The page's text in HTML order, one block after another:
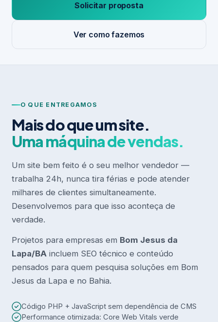
Solicitar proposta
Ver como fazemos
O QUE ENTREGAMOS
Mais do que um site.
Uma máquina de vendas.
Um site bem feito é o seu melhor vendedor —
trabalha 24h, nunca tira férias e pode atender
milhares de clientes simultaneamente.
Desenvolvemos para que isso aconteça de
verdade.
Projetos para empresas em Bom Jesus da
Lapa/BA incluem SEO técnico e conteúdo
pensados para quem pesquisa soluções em Bom
Jesus da Lapa e no Bahia.
Código PHP + JavaScript sem dependência de CMS
Performance otimizada: Core Web Vitals verde